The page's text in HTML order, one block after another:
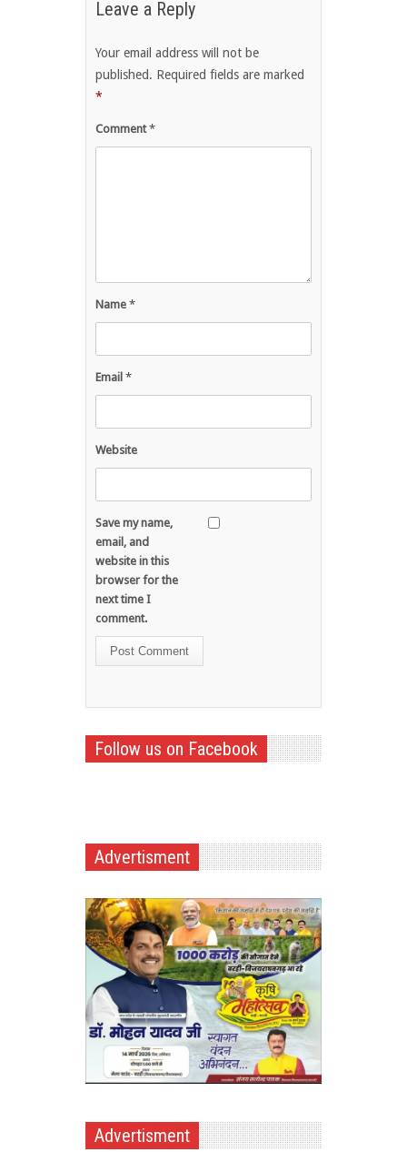
Leave a Reply
Your email address will not be
published. Required fields are marked
*
Comment*
Name *
Email *
Website
Save my name,
email, and
website in this
browser for the
next time I
comment.
Follow us on Facebook
Advertisment
Advertisment